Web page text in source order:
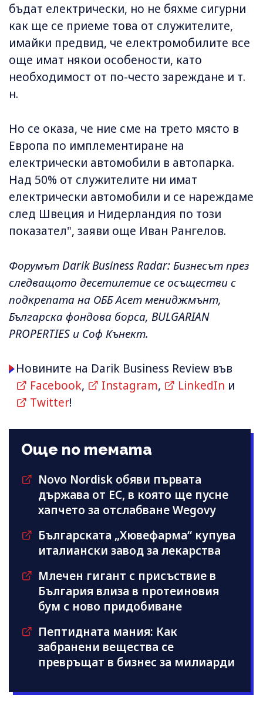
бъдат електрически, но не бяхме сигурни
как ще се приеме това от служителите,
имайки предвид, че електромобилите все
още имат някои особености, като
необходимост от по-често зареждане и т.
н.
Но се оказа, че ние сме на трето място в
Европа по имплементиране на
електрически автомобили в автопарка.
Над 50% от служителите ни имат
електрически автомобили и се нареждаме
след Швеция и Нидерландия по този
показател", заяви още Иван Рангелов.
Форумът Darik Business Radar: Бизнесът през
следващото десетилетие се осъществи с
подкрепата на ОББ Асет мениджмънт,
Българска фондова борса, BULGARIAN
PROPERTIES и Соф Кънект.
Новините на Darik Business Review във
Facebook, Instagram, LinkedIn и
Twitter!
Още по темата
Novo Nordisk обяви първата
държава от ЕС, в която ще пусне
хапчето за отслабване Wegovy
Българската „Хювефарма“ купува
италиански завод за лекарства
Млечен гигант с присъствие в
България влиза в протеиновия
бум с ново придобиване
Пептидната мания: Как
забранени вещества се
превръщат в бизнес за милиарди